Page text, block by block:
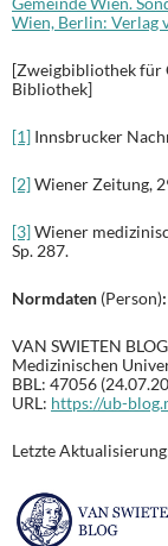
Wien, Berlin: Verlag
[Zweigbibliothek für
Bibliothek]
[1] Innsbrucker
[2]Wiener Zeitung,
[3]Wiener
Sp. 287.
Normdaten (Person)
VAN SWIETEN
Medizinischen
BBL: 47056
URL: https://ub-
Letzte